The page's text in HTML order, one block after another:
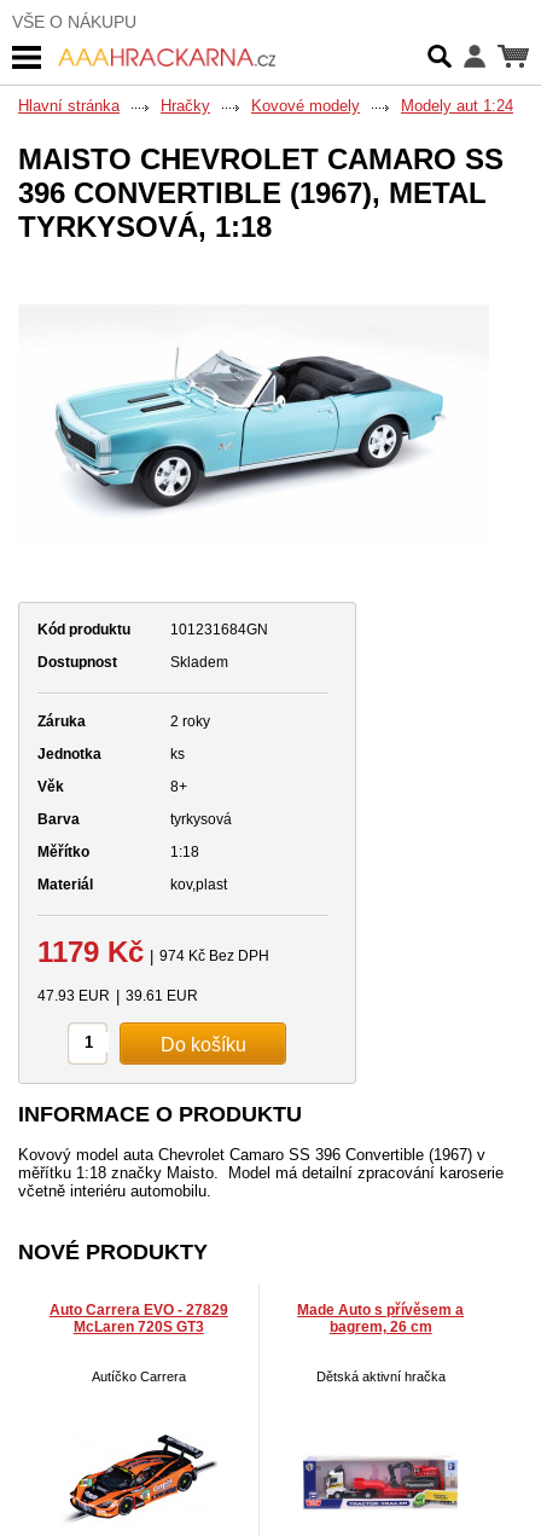
VŠE O NÁKUPU
Hlavní stránka Hračky Kovové modely Modely aut 1:24
MAISTO CHEVROLET CAMARO SS
396 CONVERTIBLE (1967), METAL
TYRKYSOVÁ, 1:18
Kód produktu
101231684GN
Dostupnost
Skladem
Záruka
2 roky
Jednotka
ks
Věk
8+
Barva
tyrkysová
Měřítko
1:18
Materiál
kov,plast
1179 Kč 974 Kč Bez DPH
47.93 EUR 39.61 EUR
INFORMACE O PRODUKTU
Kovový model auta Chevrolet Camaro SS 396 Convertible (1967) v
měřítku 1:18 značky Maisto. Model má detailní zpracování karoserie
včetně interiéru automobilu.
NOVÉ PRODUKTY
Auto Carrera EVO - 27829
McLaren 720S GT3
Autíčko Carrera
Made Auto s přívěsem a
bagrem, 26 cm
Dětská aktivní hračka